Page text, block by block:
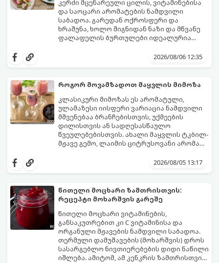
კერძი მცენარეული ცილის, ვიტამინებისა
და საოცარი არომატების ნამდვილი
საბადოა. გარედან ოქროსფერი და
ხრაშუნა, ხოლო შიგნიდან ნაზი და მწვანე
ფალაფელის ბურთულები იდეალურია
სალათებთან ერთად ან ტახინის (სესამის)
მდგომარეობს, რომ გამოიყენება
შეწვისას ფორმა იდეალურად შეინარჩუნოს
და არ დაიშალოს.
მომზადების დრო: 20 წუთი (დამატებით
მუხუდოს ჩალბობის დრო: 12-24 საათი)
შეწვის დრო: 10–15 წუთი ულუფა: 20–24 ცალი
ბურთულა (4–6 პორცია)
2026/08/06 12:35
როგორ მოვამზადოთ მაყვლის მიმოზა
კლასიკური მიმოზას ეს არომატული,
ულამაზესი იისფერი ვარიაცია ნამდვილი
მშვენებაა ბრანჩებისთვის, უქმეების
დილისთვის ან სადღესასწაულო
წვეულებებისთვის. ახალი მაყვლის ტკბილ-
მჟავე გემო, ლაიმის ციტრუსოვანი არომატი
საოცრად დახვეწილ და მაგრილებელ
და მის მომზადებას მინიმალური
პორცია
2026/08/05 13:17
წითელი მოცხარი ზამთრისთვის:
რეცეპტი მოხარშვის გარეშე
წითელი მოცხარი ვიტამინების,
განსაკუთრებით კი C ვიტამინისა და
ორგანული მჟავების ნამდვილი საბადოა.
თერმული დამუშავების (მოხარშვის) დროს
სასარგებლო ნივთიერებების დიდი ნაწილი
იშლება. ამიტომ, ამ კენკრის ზამთრისთვის